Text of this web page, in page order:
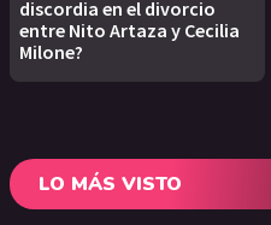
discordia en el divorcio
entre Nito Artaza y Cecilia
Milone?
LO MÁS VISTO